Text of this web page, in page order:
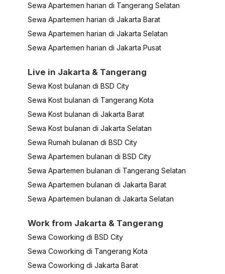
Sewa Apartemen harian di Tangerang Selatan
Sewa Apartemen harian di Jakarta Barat
Sewa Apartemen harian di Jakarta Selatan
Sewa Apartemen harian di Jakarta Pusat
Live in Jakarta & Tangerang
Sewa Kost bulanan di BSD City
Sewa Kost bulanan di Tangerang Kota
Sewa Kost bulanan di Jakarta Barat
Sewa Kost bulanan di Jakarta Selatan
Sewa Rumah bulanan di BSD City
Sewa Apartemen bulanan di BSD City
Sewa Apartemen bulanan di Tangerang Selatan
Sewa Apartemen bulanan di Jakarta Barat
Sewa Apartemen bulanan di Jakarta Selatan
Work from Jakarta & Tangerang
Sewa Coworking di BSD City
Sewa Coworking di Tangerang Kota
Sewa Coworking di Jakarta Barat